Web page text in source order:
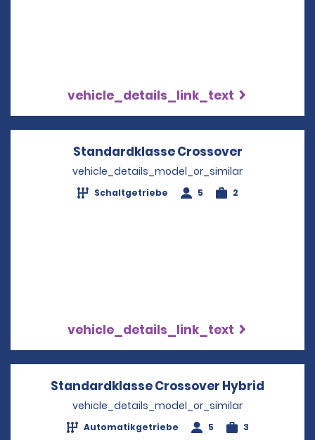
vehicle_details_link_text
Standardklasse Crossover
vehicle_details_model_or_similar
Schaltgetriebe 5 2
vehicle_details_link_text
Standardklasse Crossover Hybrid
vehicle_details_model_or_similar
Automatikgetriebe 5 3